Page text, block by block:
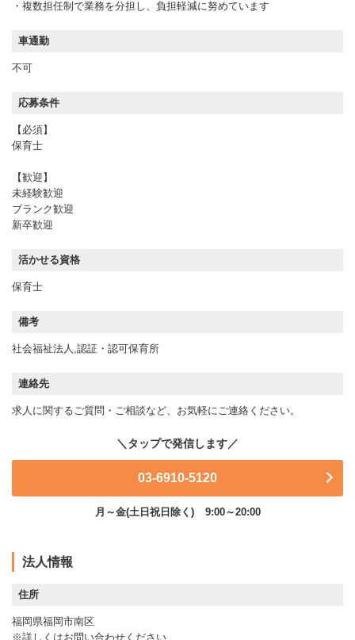
・複数担任制で業務を分担し、負担軽減に努めています
車通勤
不可
応募条件
【必須】
保育士
【歓迎】
未経験歓迎
ブランク歓迎
新卒歓迎
活かせる資格
保育士
備考
社会福祉法人,認証・認可保育所
連絡先
求人に関するご質問・ご相談など、お気軽にご連絡ください。
03-6910-5120
月～金(土日祝日除く) 9:00～20:00
法人情報
住所
福岡県福岡市南区
※詳しくはお問い合わせください